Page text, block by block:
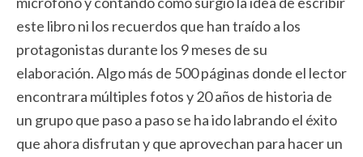
este libro ni los recuerdos que han traído a los
protagonistas durante los 9 meses de su
elaboración. Algo más de 500 páginas donde el lector
encontrara múltiples fotos y 20 años de historia de
un grupo que paso a paso se ha ido labrando el éxito
que ahora disfrutan y que aprovechan para hacer un